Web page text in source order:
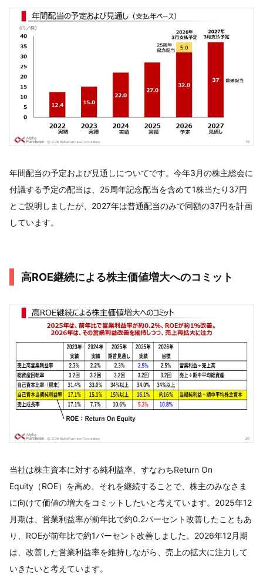
年間配当の予定および見通しについてです。今年3月の株主総会に
付議する予定の配当は、25周年記念配当を含めて1株当たり37円
とご説明しましたが、2027年は普通配当のみで同額の37円を計画
しています。
高ROE継続による株主価値増大へのコミット
当社は株主資本に対する純利益率、すなわちReturn On
Equity（ROE）を高め、それを継続することで、株主のみなさま
に向けて価値の増大をコミットしたいと考えています。2025年12
月期は、営業利益率が前年比で約0.2パーセント改善したこともあ
り、ROEが前年比で約1パーセント改善しました。2026年12月期
は、改善した営業利益率を維持しながら、売上の拡大に注力して
いきたいと考えています。